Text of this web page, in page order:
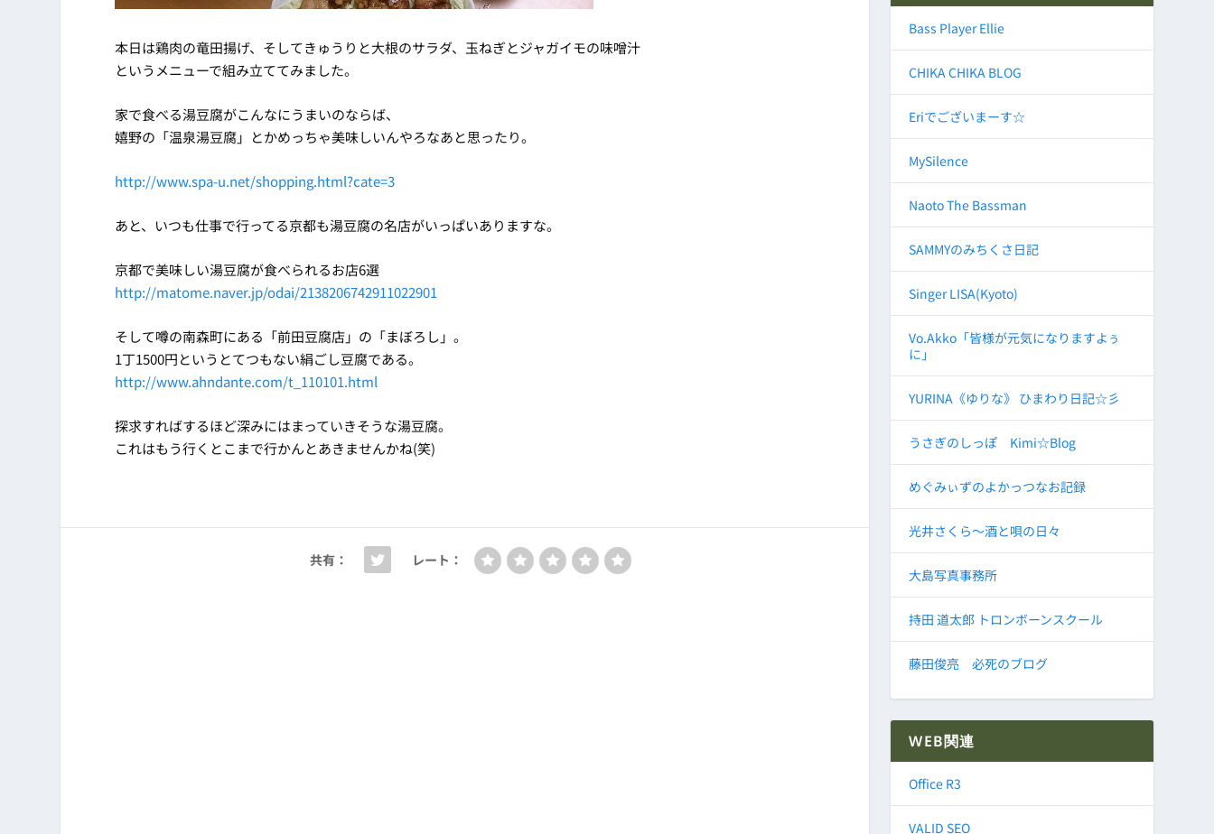
本日は鶏肉の竜田揚げ、そしてきゅうりと大根のサラダ、玉ねぎとジャガイモの味噌汁
というメニューで組み立ててみました。
家で食べる湯豆腐がこんなにうまいのならば、
嬉野の「温泉湯豆腐」とかめっちゃ美味しいんやろなあと思ったり。
http://www.spa-u.net/shopping.html?cate=3
あと、いつも仕事で行ってる京都も湯豆腐の名店がいっぱいありますな。
京都で美味しい湯豆腐が食べられるお店6選
http://matome.naver.jp/odai/2138206742911022901
そして噂の南森町にある「前田豆腐店」の「まぼろし」。
1丁1500円というとてつもない絹ごし豆腐である。
http://www.ahndante.com/t_110101.html
探求すればするほど深みにはまっていきそうな湯豆腐。
これはもう行くとこまで行かんとあきませんかね(笑)
共有： レート：
Bass Player Ellie
CHIKA CHIKA BLOG
Eriでございまーす☆
MySilence
Naoto The Bassman
SAMMYのみちくさ日記
Singer LISA(Kyoto)
Vo.Akko「皆様が元気になりますよぅ
に」
YURINA《ゆりな》 ひまわり日記☆彡
うさぎのしっぽ Kimi☆Blog
めぐみぃずのよかっつなお記録
光井さくら～酒と唄の日々
大島写真事務所
持田 道太郎 トロンボーンスクール
藤田俊亮 必死のブログ
WEB関連
Office R3
VALID SEO